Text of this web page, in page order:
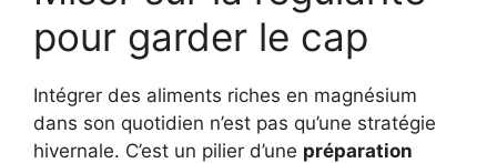
pour garder le cap
Intégrer des aliments riches en magnésium
dans son quotidien n’est pas qu’une stratégie
hivernale. C’est un pilier d’une préparation